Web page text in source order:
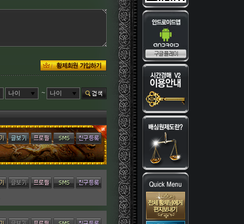
나이 ~ 나이